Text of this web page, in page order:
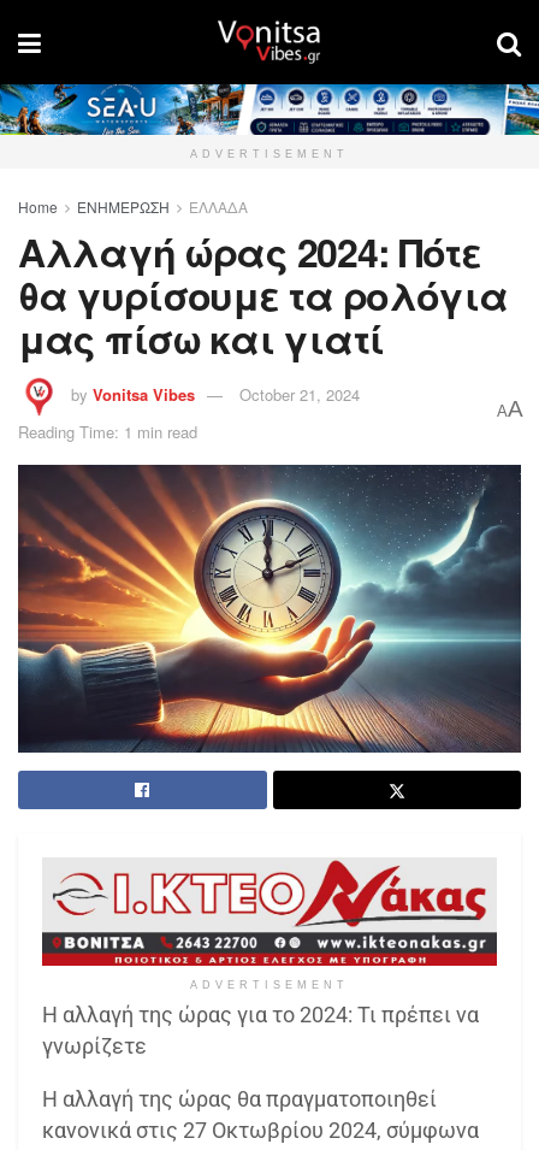
ADVERTISEMENT
Home ΕΝΗΜΕΡΩΣΗ ΕΛΛΑΔΑ
Αλλαγή ώρας 2024: Πότε
θα γυρίσουμε τα ρολόγια
μας πίσω και γιατί
by Vonitsa Vibes
October 21, 2024
Reading Time: 1 min read
AA
ADVERTISEMENT
Η αλλαγή της ώρας για το 2024: Τι πρέπει να
γνωρίζετε
Η αλλαγή της ώρας θα πραγματοποιηθεί
κανονικά στις 27 Οκτωβρίου 2024, σύμφωνα